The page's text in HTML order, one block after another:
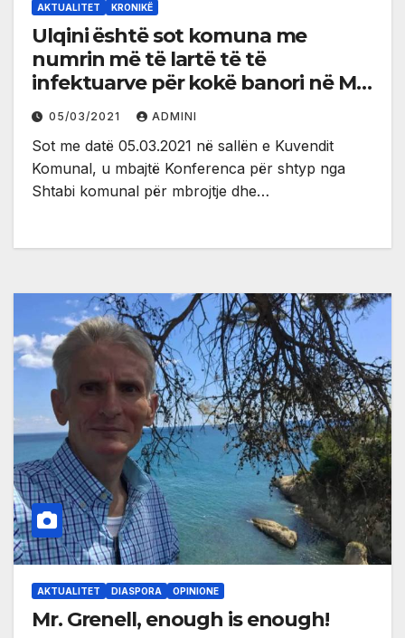
AKTUALITET KRONIKË
Ulqini është sot komuna me
numrin më të lartë të të
infektuarve për kokë banori në Mal
të Zi
05/03/2021 ADMINI
Sot me datë 05.03.2021 në sallën e Kuvendit
Komunal, u mbajtë Konferenca për shtyp nga
Shtabi komunal për mbrojtje dhe…
AKTUALITET DIASPORA OPINIONE
Mr. Grenell, enough is enough!